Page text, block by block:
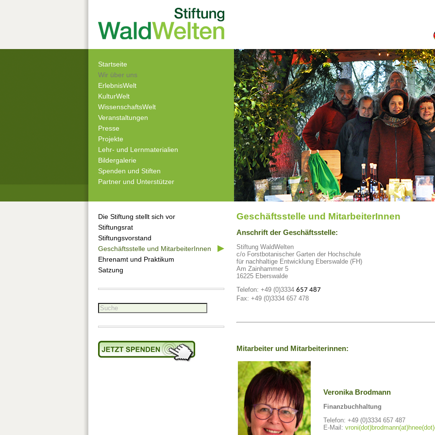
Startseite
Wir über uns
ErlebnisWelt
KulturWelt
WissenschaftsWelt
Veranstaltungen
Presse
Projekte
Lehr- und Lernmaterialien
Bildergalerie
Spenden und Stiften
Partner und Unterstützer
Die Stiftung stellt sich vor
Stiftungsrat
Stiftungsvorstand
Geschäftsstelle und MitarbeiterInnen
Ehrenamt und Praktikum
Satzung
Geschäftsstelle und MitarbeiterInnen
Anschrift der Geschäftsstelle:
Stiftung WaldWelten
c/o Forstbotanischer Garten der Hochschule
für nachhaltige Entwicklung Eberswalde (FH)
Am Zainhammer 5
16225 Eberswalde
Telefon: +49 (0)3334 657 487
Fax: +49 (0)3334 657 478
Mitarbeiter und Mitarbeiterinnen:
Veronika Brodmann
Finanzbuchhaltung
Telefon: +49 (0)3334 657 487
E-Mail: